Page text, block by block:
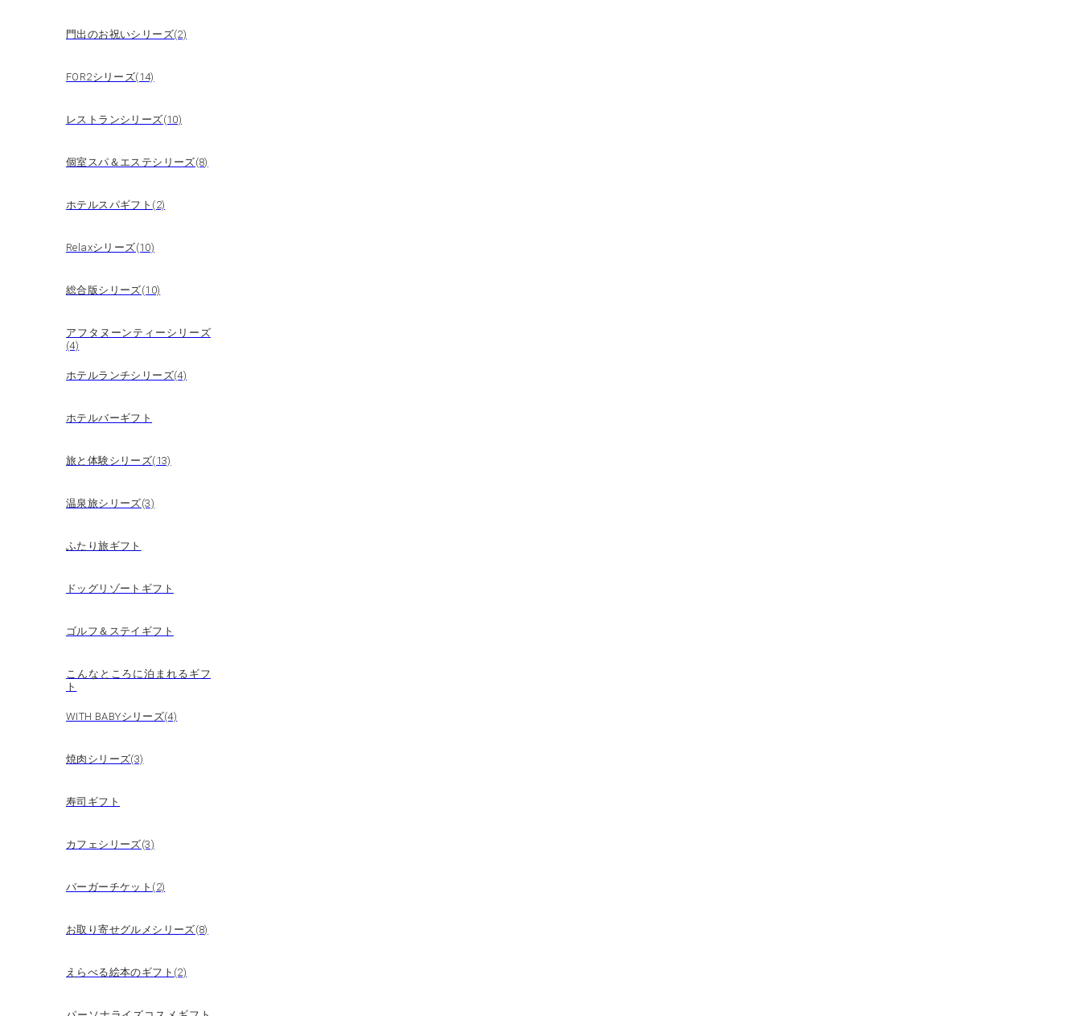
門出のお祝いシリーズ(2)
FOR2シリーズ(14)
レストランシリーズ(10)
個室スパ＆エステシリーズ(8)
ホテルスパギフト(2)
Relaxシリーズ(10)
総合版シリーズ(10)
アフタヌーンティーシリーズ
(4)
ホテルランチシリーズ(4)
ホテルバーギフト
旅と体験シリーズ(13)
温泉旅シリーズ(3)
ふたり旅ギフト
ドッグリゾートギフト
ゴルフ＆ステイギフト
こんなところに泊まれるギフ
ト
WITH BABYシリーズ(4)
焼肉シリーズ(3)
寿司ギフト
カフェシリーズ(3)
バーガーチケット(2)
お取り寄せグルメシリーズ(8)
えらべる絵本のギフト(2)